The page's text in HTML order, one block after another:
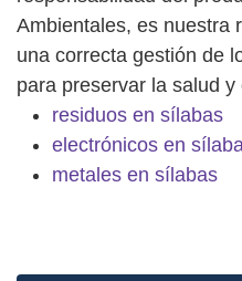
Ambientales, es nuestra
una correcta gestión de
para preservar la salud
residuos en sílabas
electrónicos en
metales en sílabas